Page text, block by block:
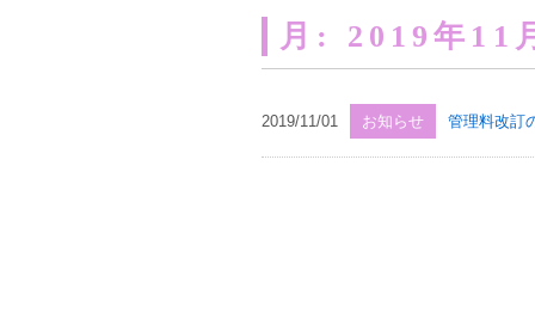
月: 2019年11
2019/11/01 お知らせ 管理料改訂